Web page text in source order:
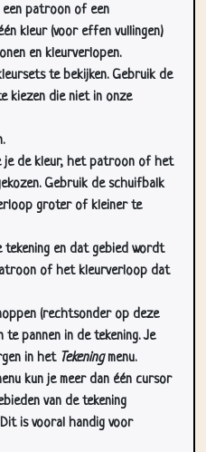
en kleurverlopen.
te bekijken. Gebruik de
kiezen die niet in onze
Gebruik de schuifbalk
groter of kleiner te
en dat gebied wordt
of het kleurverloop dat
(rechtsonder op deze
pannen in de tekening. Je
in hetTekeningmenu.
kun je meer dan één cursor
van de tekening
is vooral handig voor
wordt automatisch
site opnieuw bezoekt, kun je